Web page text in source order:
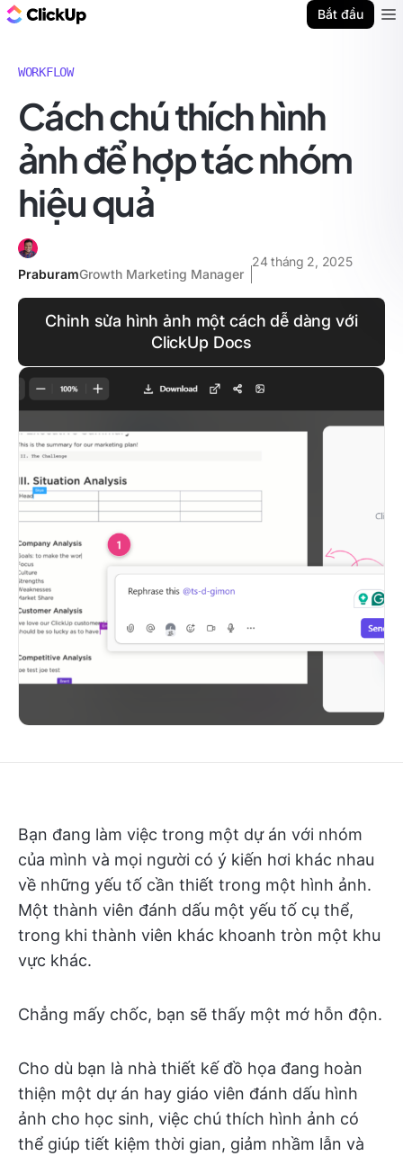
Bắt đầu
WORKFLOW
Cách chú thích hình
ảnh để hợp tác nhóm
hiệu quả
PraburamGrowth Marketing Manager
24 tháng 2, 2025
Chỉnh sửa hình ảnh một cách dễ dàng với
ClickUp Docs
Bạn đang làm việc trong một dự án với nhóm
của mình và mọi người có ý kiến hơi khác nhau
về những yếu tố cần thiết trong một hình ảnh.
Một thành viên đánh dấu một yếu tố cụ thể,
trong khi thành viên khác khoanh tròn một khu
vực khác.
Chẳng mấy chốc, bạn sẽ thấy một mớ hỗn độn.
Cho dù bạn là nhà thiết kế đồ họa đang hoàn
thiện một dự án hay giáo viên đánh dấu hình
ảnh cho học sinh, việc chú thích hình ảnh có
thể giúp tiết kiệm thời gian, giảm nhầm lẫn và